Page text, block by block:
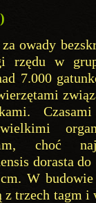
owady
rzędu w
7.000
choć
dorasta
W budowie
z trzech tagm